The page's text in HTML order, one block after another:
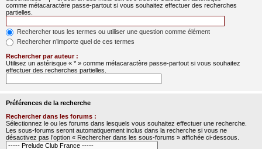
comme métacaractère passe-partout si vous souhaitez effectuer des recherches
partielles.
Rechercher tous les termes ou utiliser une question comme élément
Rechercher n’importe quel de ces termes
Rechercher par auteur :
Utilisez un astérisque « * » comme métacaractère passe-partout si vous souhaitez
effectuer des recherches partielles.
Préférences de la recherche
Rechercher dans les forums :
Sélectionnez le ou les forums dans lesquels vous souhaitez effectuer une recherche.
Les sous-forums seront automatiquement inclus dans la recherche si vous ne
désactivez pas l’option « Rechercher dans les sous-forums » affichée ci-dessous.